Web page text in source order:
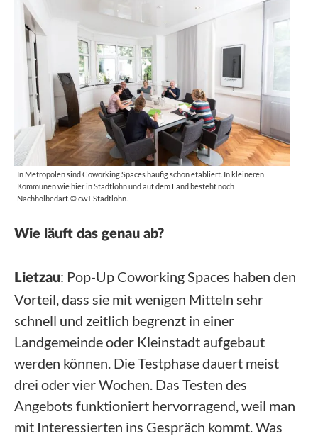
In Metropolen sind Coworking Spaces häufig schon etabliert. In kleineren
Kommunen wie hier in Stadtlohn und auf dem Land besteht noch
Nachholbedarf. © cw+ Stadtlohn.
Wie läuft das genau ab?
Lietzau: Pop-Up Coworking Spaces haben den
Vorteil, dass sie mit wenigen Mitteln sehr
schnell und zeitlich begrenzt in einer
Landgemeinde oder Kleinstadt aufgebaut
werden können. Die Testphase dauert meist
drei oder vier Wochen. Das Testen des
Angebots funktioniert hervorragend, weil man
mit Interessierten ins Gespräch kommt. Was